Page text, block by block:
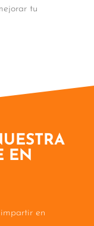
tu
EN
en